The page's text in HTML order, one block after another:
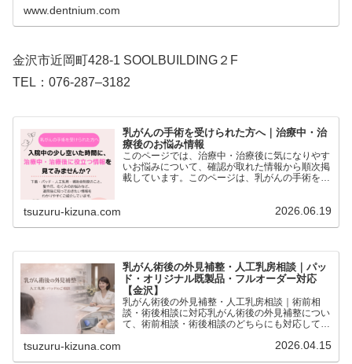
寄り添う自然な美しさ…
www.dentnium.com
金沢市近岡町428-1 SOOLBUILDING２F
TEL：076-287–3182
乳がんの手術を受けられた方へ｜治療中・治
療後のお悩み情報
このページでは、治療中・治療後に気になりやす
いお悩みについて、確認が取れた情報から順次掲
載しています。このページは、乳がんの手術を受
tsuzuru-kizuna.com 2026.06.19
乳がん術後の外見補整・人工乳房相談｜パッ
ド・オリジナル既製品・フルオーダー対応
【金沢】
乳がん術後の外見補整・人工乳房相談｜術前相
談・術後相談に対応乳がん術後の外見補整につい
て、術前相談・術後相談のどちらにも対応してい
品・フルオーダーまで、今の状態やお気持ちに合
tsuzuru-kizuna.com 2026.04.15